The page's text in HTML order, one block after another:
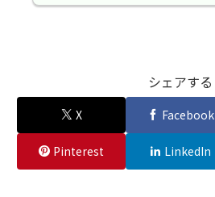
シェアする
X Facebook
Pinterest LinkedIn